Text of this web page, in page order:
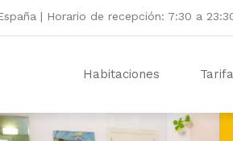
| Horario de recepción: 7:30 a
Habitaciones